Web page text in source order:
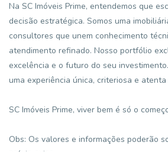
Na SC Imóveis Prime, entendemos que
decisão estratégica. Somos uma
consultores que unem conhecimento
atendimento refinado. Nosso portfólio
excelência e o futuro do seu
uma experiência única, criteriosa e
SC Imóveis Prime, viver bem é só o
Obs: Os valores e informações poderão